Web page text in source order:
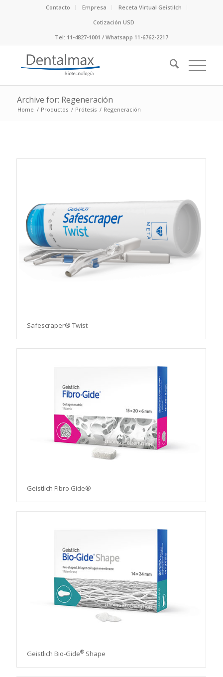
Contacto Empresa
Receta Virtual Geistilch
Cotización USD
Tel: 11-4827-1001 / Whatsapp 11-6762-2217
Archive for: Regeneración
Home / Productos / Prótesis / Regeneración
Safescraper® Twist
Geistlich Fibro Gide®
Geistlich Bio-Gide®Shape